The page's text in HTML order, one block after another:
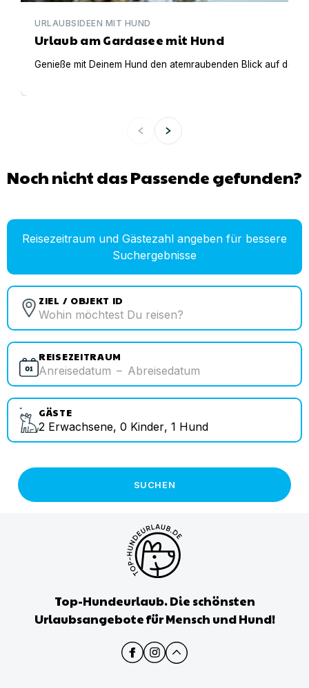
URLAUBSIDEEN MIT HUND
Urlaub am Gardasee mit Hund
Genieße mit Deinem Hund den atemraubenden Blick auf den
Noch nicht das Passende gefunden?
Reisezeitraum und Gästezahl angeben für bessere
Suchergebnisse
ZIEL / OBJEKT ID
REISEZEITRAUM
Anreisedatum – Abreisedatum
GÄSTE
2 Erwachsene, 0 Kinder, 1 Hund
SUCHEN
Top-Hundeurlaub. Die schönsten
Urlaubsangebote für Mensch und Hund!